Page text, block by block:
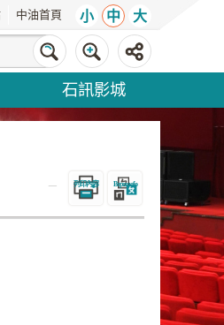
中油首頁 小 中 大
石訊影城
列印內容 Bopomofo